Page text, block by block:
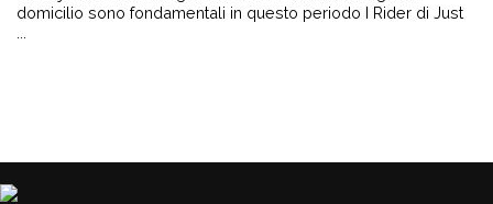
domicilio sono fondamentali in questo periodo I Rider di Just